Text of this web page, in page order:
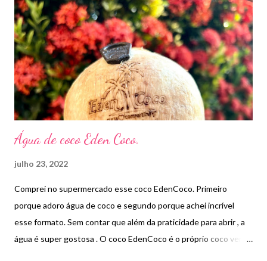
Água de coco Eden Coco.
julho 23, 2022
Comprei no supermercado esse coco EdenCoco. Primeiro
porque adoro água de coco e segundo porque achei incrível
esse formato. Sem contar que além da praticidade para abrir , a
água é super gostosa . O coco EdenCoco é o próprio coco verde